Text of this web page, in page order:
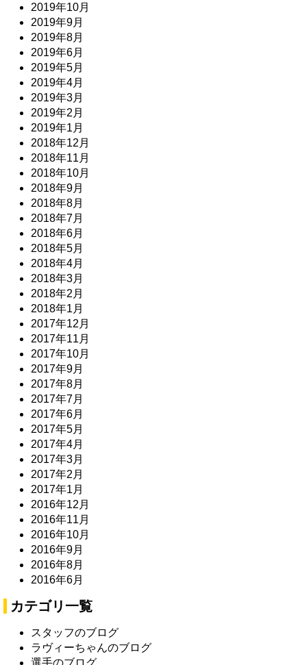
2019年10月
2019年9月
2019年8月
2019年6月
2019年5月
2019年4月
2019年3月
2019年2月
2019年1月
2018年12月
2018年11月
2018年10月
2018年9月
2018年8月
2018年7月
2018年6月
2018年5月
2018年4月
2018年3月
2018年2月
2018年1月
2017年12月
2017年11月
2017年10月
2017年9月
2017年8月
2017年7月
2017年6月
2017年5月
2017年4月
2017年3月
2017年2月
2017年1月
2016年12月
2016年11月
2016年10月
2016年9月
2016年8月
2016年6月
カテゴリ一覧
スタッフのブログ
ラヴィーちゃんのブログ
選手のブログ